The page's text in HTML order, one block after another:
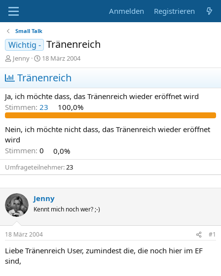
Anmelden Registrieren
Small Talk
Wichtig - Tränenreich
E
r
s
t
e
l
e
r
Jenny
E
r
s
t
e
l
l
t
a
18 März 2004
Tränenreich
Ja, ich möchte dass, das Tränenreich wieder eröffnet wird
Stimmen: 23 100,0%
Nein, ich möchte nicht dass, das Tränenreich wieder eröffnet
wird
Stimmen: 0 0,0%
Umfrageteilnehmer 23
Jenny
Kennt mich noch wer? ;-)
18 März 2004 #1
Liebe Tränenreich User, zumindest die, die noch hier im EF
sind,